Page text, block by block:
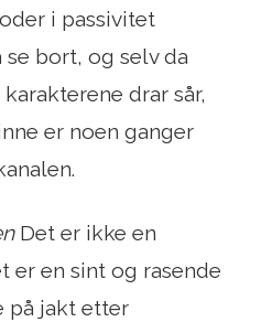
i passivitet
bort, og selv da
drar sår,
er noen ganger
Det er ikke en
er en sint og rasende
på jakt etter